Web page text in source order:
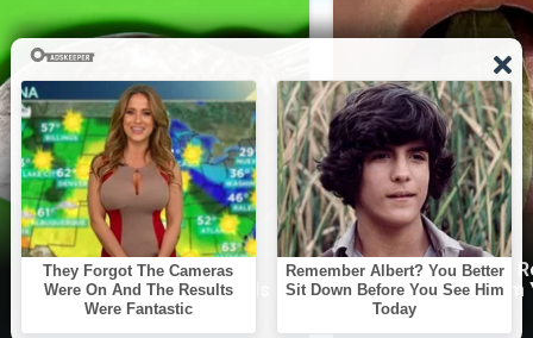
Doctor: One Teaspoon Kills
All Worms in Your Body!
This Simple Trick
All Parasites From
Body!